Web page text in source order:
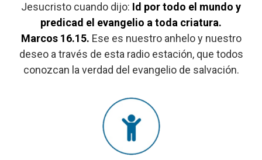
Jesucristo cuando dijo: Id por todo el mundo y
predicad el evangelio a toda criatura.
Marcos 16.15. Ese es nuestro anhelo y nuestro
deseo a través de esta radio estación, que todos
conozcan la verdad del evangelio de salvación.